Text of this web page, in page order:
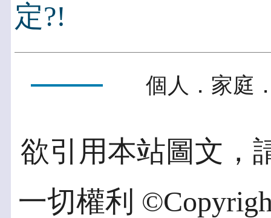
定?!
個人．家庭
欲引用本站圖文，
一切權利